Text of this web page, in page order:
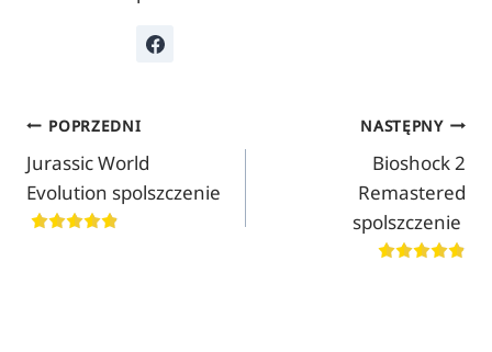
Nawigacja
wpisu
POPRZEDNI
Jurassic World
Evolution spolszczenie
NASTĘPNY
Bioshock 2
Remastered
spolszczenie